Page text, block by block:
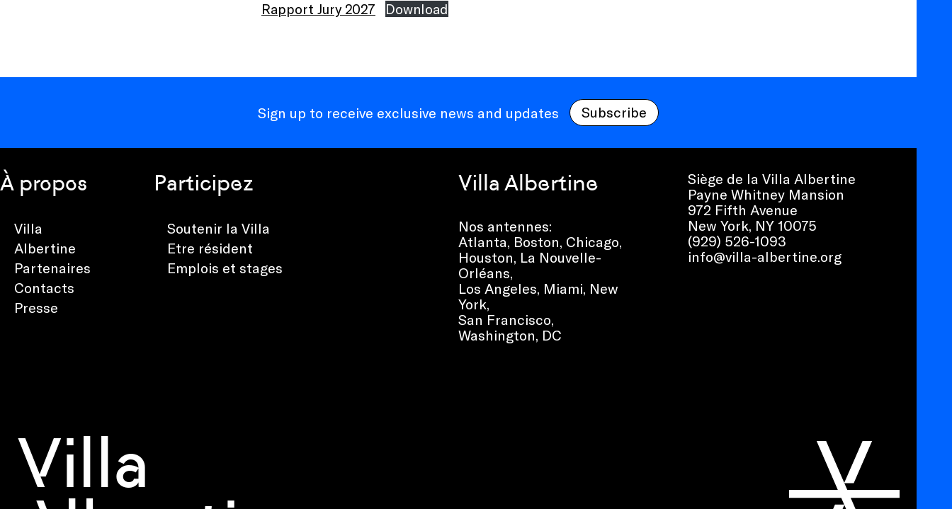
Rapport Jury 2027 Download
Sign up to receive exclusive news and updates Subscribe
À propos
Villa
Albertine
Partenaires
Contacts
Presse
Participez
Soutenir la Villa
Etre résident
Emplois et stages
Villa Albertine
Nos antennes:
Atlanta, Boston, Chicago,
Houston, La Nouvelle-
Orléans,
Los Angeles, Miami, New
York,
San Francisco,
Washington, DC
Siège de la Villa Albertine
Payne Whitney Mansion
972 Fifth Avenue
New York, NY 10075
(929) 526-1093
info@villa-albertine.org
Villa